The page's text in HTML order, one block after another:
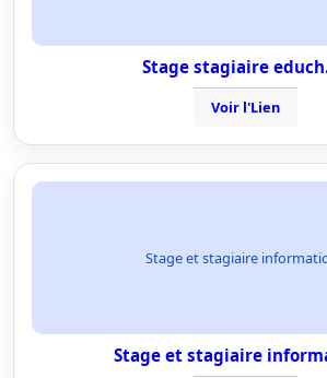
Stage stagiaire
Voir l'Lien
Stage et stagiaire
Stage et stagiaire